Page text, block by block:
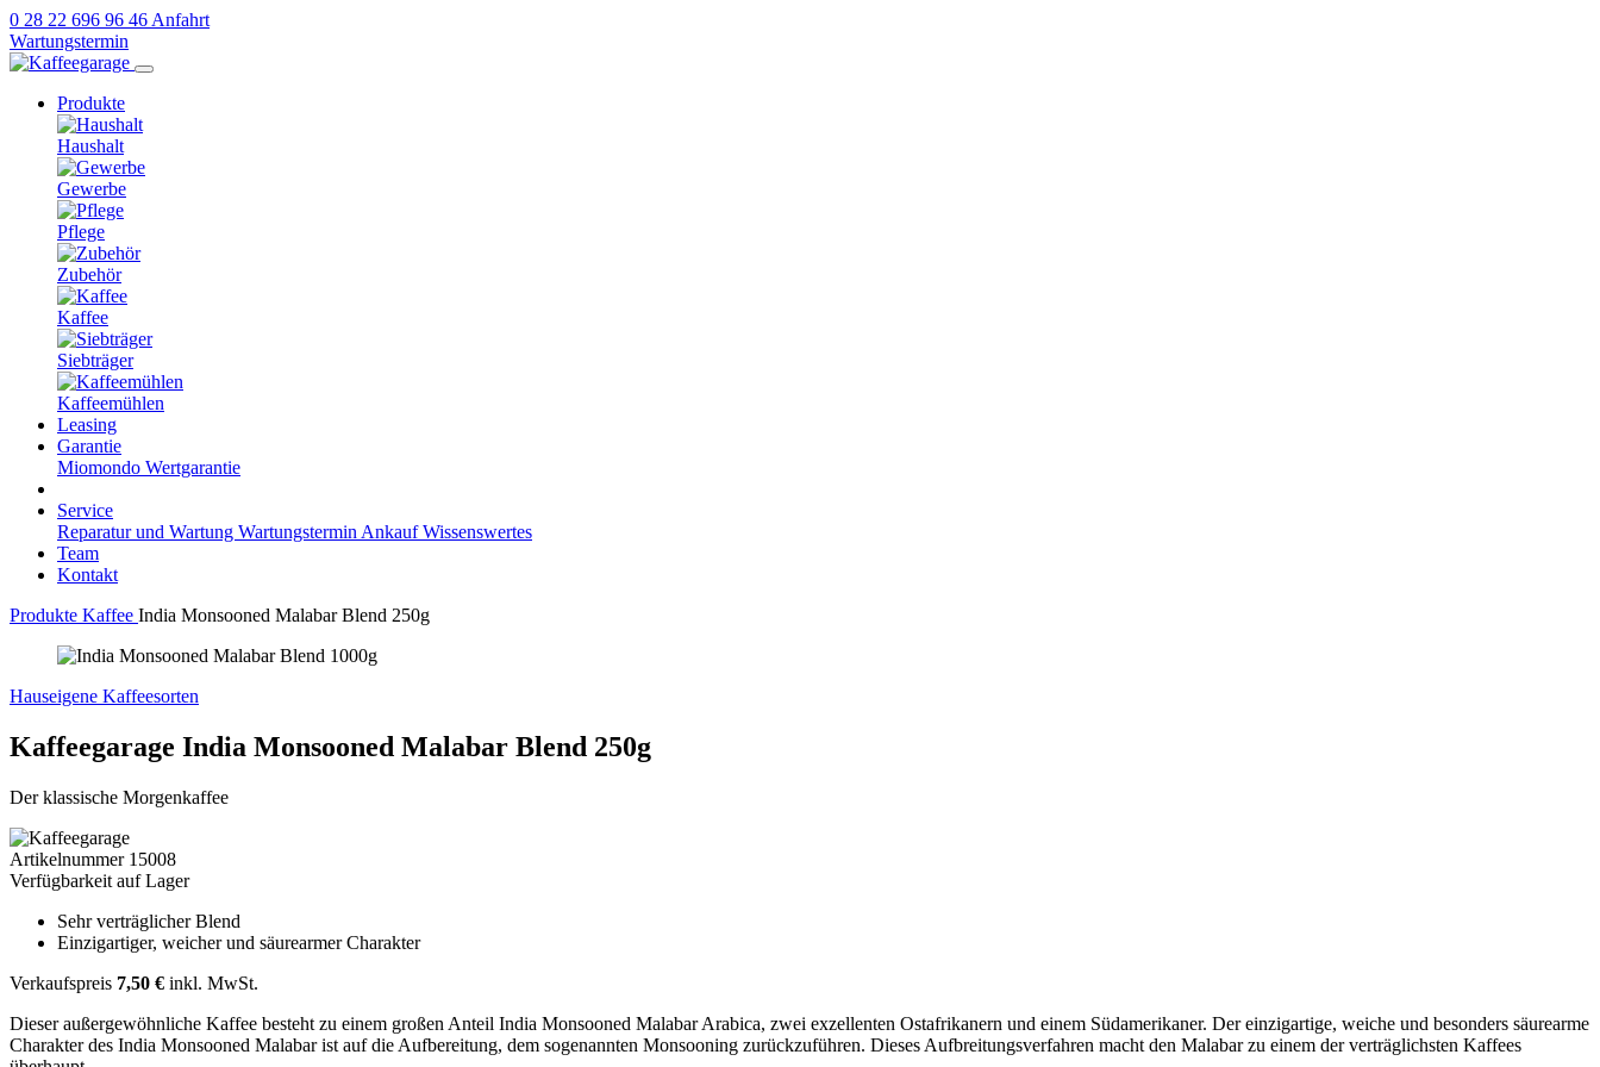
0 28 22 696 96 46 Anfahrt
Wartungstermin
Produkte
Haushalt
Gewerbe
Pflege
Zubehör
Kaffee
Siebträger
Kaffeemühlen
Leasing
Garantie
Miomondo Wertgarantie
Service
Reparatur und Wartung Wartungstermin AnkaufWissenswertes
Team
Kontakt
Produkte Kaffee India Monsooned Malabar Blend 250g
Hauseigene Kaffeesorten
Kaffeegarage India Monsooned Malabar Blend 250g
Der klassische Morgenkaffee
Artikelnummer 15008
Verfügbarkeit auf Lager
Sehr verträglicher Blend
Einzigartiger, weicher und säurearmer Charakter
Verkaufspreis 7,50 € inkl. MwSt.
Dieser außergewöhnliche Kaffee besteht zu einem großen Anteil India Monsooned Malabar Arabica, zwei exzellenten Ostafrikanern und einem Südamerikaner. Der einzigartige, weiche und besonders säurearme
Charakter des India Monsooned Malabar ist auf die Aufbereitung, dem sogenannten Monsooning zurückzuführen. Dieses Aufbreitungsverfahren macht den Malabar zu einem der verträglichsten Kaffees